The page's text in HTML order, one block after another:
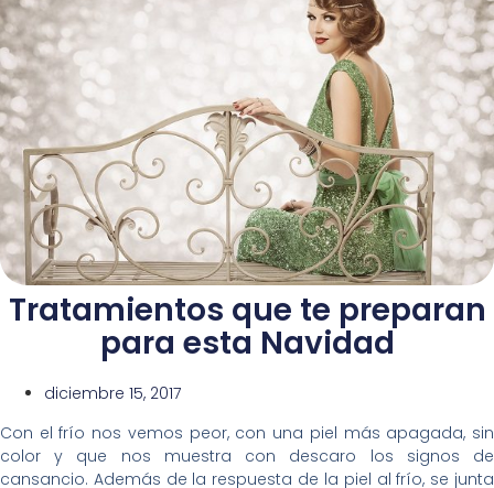
Tratamientos que te preparan
para esta Navidad
diciembre 15, 2017
Con el frío nos vemos peor, con una piel más apagada, sin
color y que nos muestra con descaro los signos de
cansancio. Además de la respuesta de la piel al frío, se junta